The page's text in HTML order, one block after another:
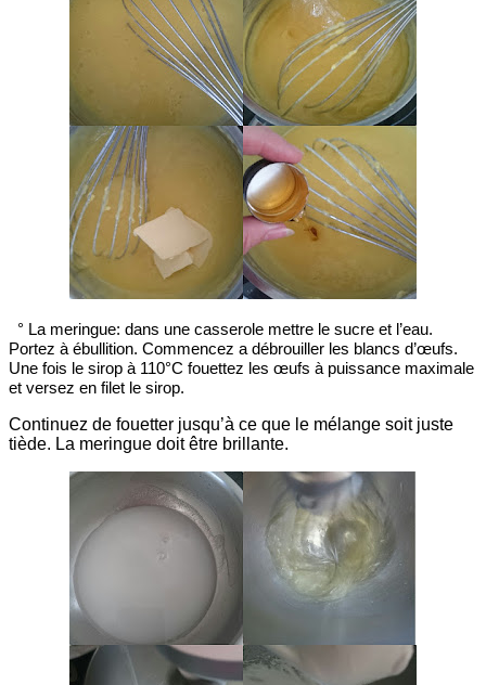
° La meringue: dans une casserole mettre le sucre et l’eau.
Portez à ébullition. Commencez a débrouiller les blancs d’œufs.
Une fois le sirop à 110°C fouettez les œufs à puissance maximale
et versez en filet le sirop.
Continuez de fouetter jusqu’à ce que le mélange soit juste
tiède. La meringue doit être brillante.